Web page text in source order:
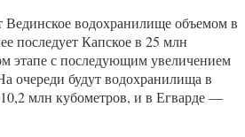
Вединское водохранилище объемом в
последует Капское в 25 млн
этапе с последующим увеличением
очереди будут водохранилища в
млн кубометров, и в Егварде —